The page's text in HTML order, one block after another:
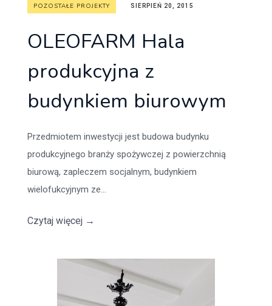
POZOSTAŁE PROJEKTY SIERPIEŃ 20, 2015
OLEOFARM Hala
produkcyjna z
budynkiem biurowym
Przedmiotem inwestycji jest budowa budynku
produkcyjnego branży spożywczej z powierzchnią
biurową, zapleczem socjalnym, budynkiem
wielofukcyjnym ze...
Czytaj więcej →